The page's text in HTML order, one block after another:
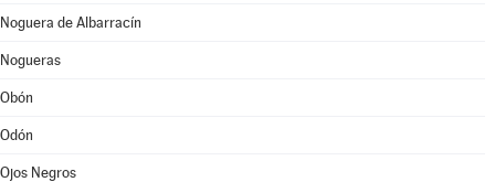
Noguera de Albarracín
Nogueras
Obón
Odón
Ojos Negros